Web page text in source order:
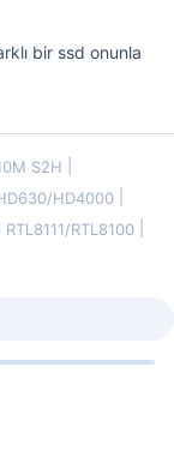
bir ssd onunla
S2H
HD4000
RTL8100